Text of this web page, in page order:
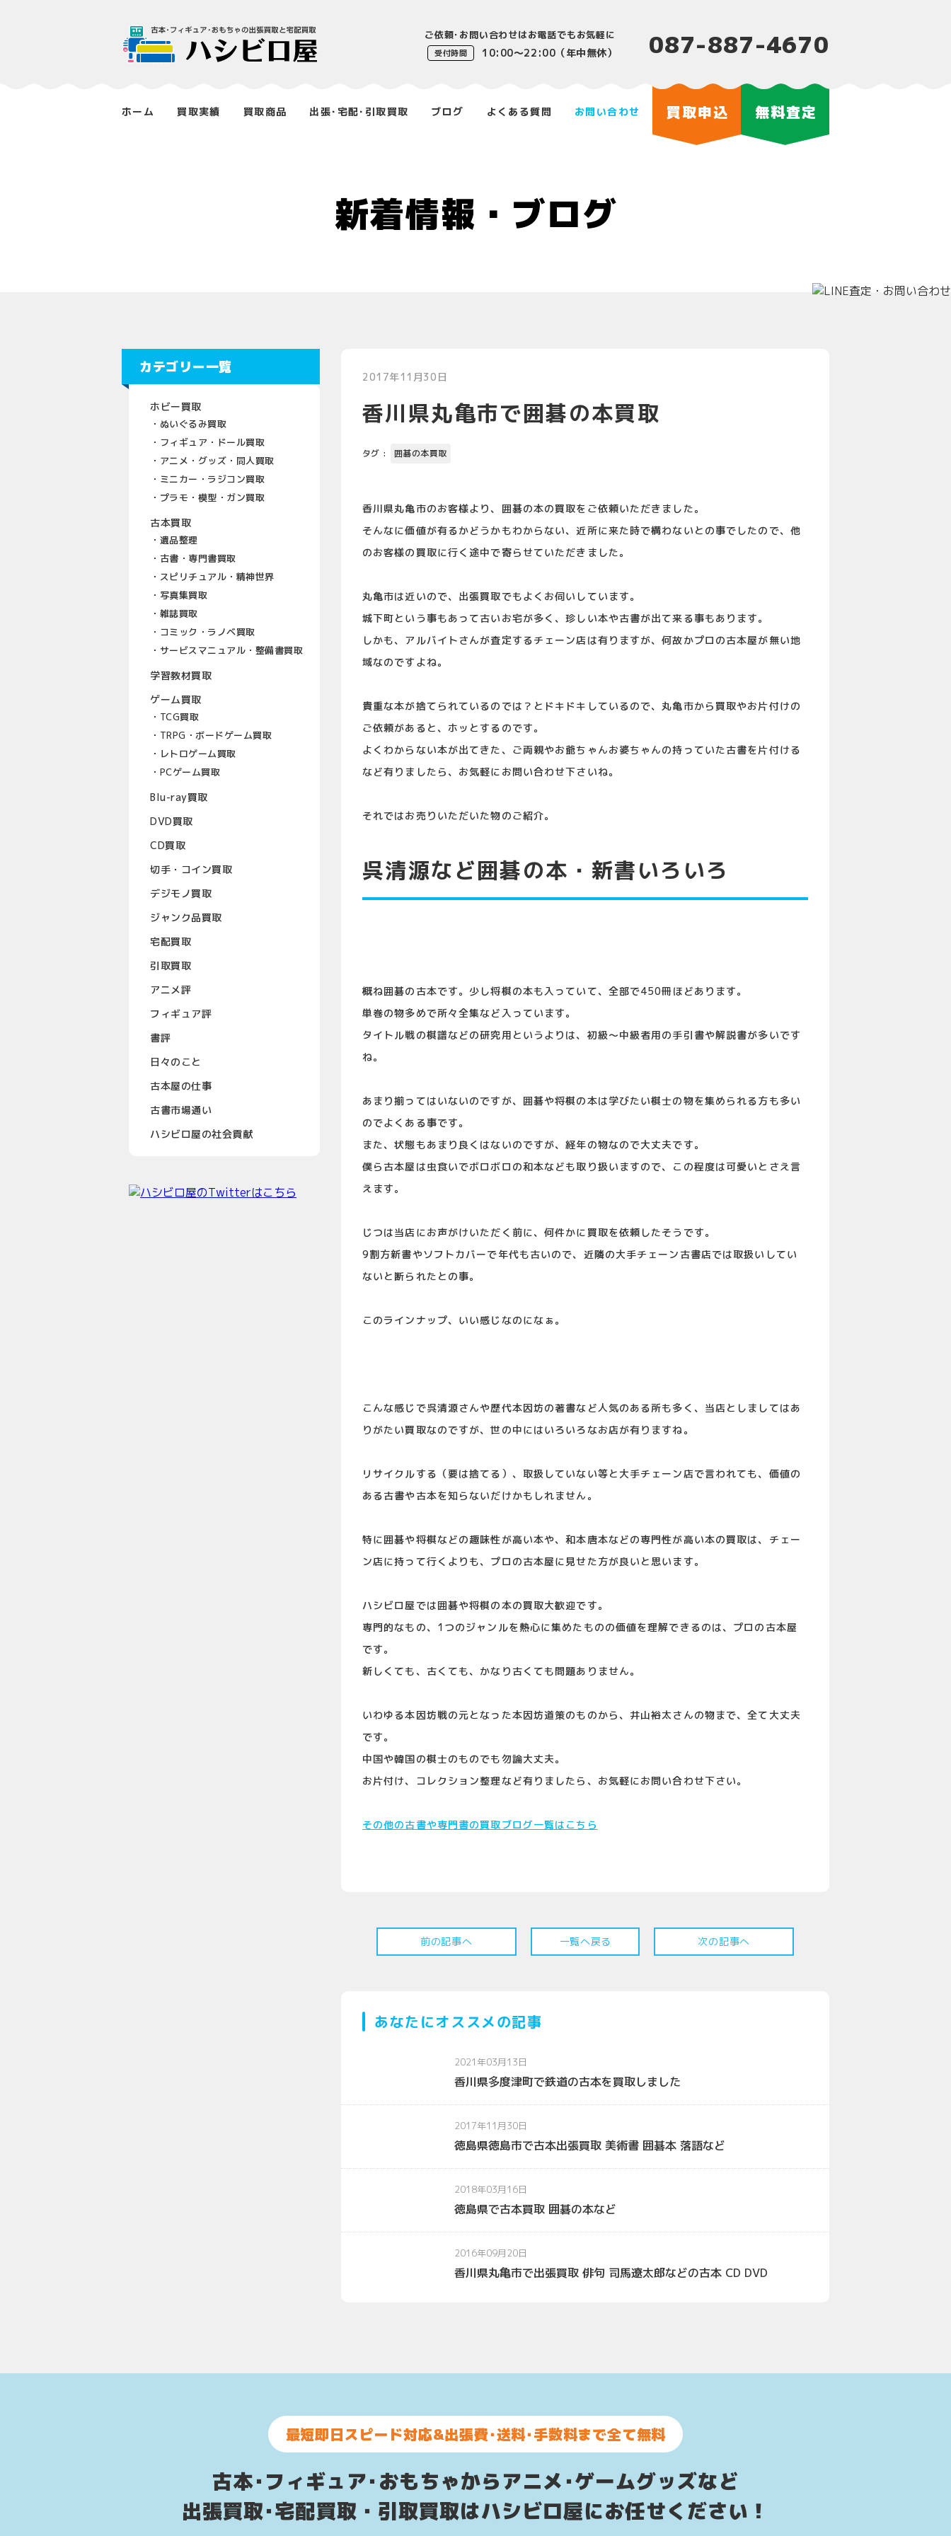
087-887-4670
ご依頼･お問い合わせはお電話でもお気軽に
受付時間 10:00〜22:00（年中無休）
ホーム 買取実績 買取商品 出張･宅配･引取買取 ブログ よくある質問 お問い合わせ 買取申込 無料査定
新着情報・ブログ
カテゴリー一覧
ホビー買取
ぬいぐるみ買取
フィギュア・ドール買取
アニメ・グッズ・同人買取
ミニカー・ラジコン買取
プラモ・模型・ガン買取
古本買取
遺品整理
古書・専門書買取
スピリチュアル・精神世界
写真集買取
雑誌買取
コミック・ラノベ買取
サービスマニュアル・整備書買取
学習教材買取
ゲーム買取
TCG買取
TRPG・ボードゲーム買取
レトロゲーム買取
PCゲーム買取
Blu-ray買取
DVD買取
CD買取
切手・コイン買取
デジモノ買取
ジャンク品買取
宅配買取
引取買取
アニメ評
フィギュア評
書評
日々のこと
古本屋の仕事
古書市場通い
ハシビロ屋の社会貢献
2017年11月30日
香川県丸亀市で囲碁の本買取
タグ : 囲碁の本買取
香川県丸亀市のお客様より、囲碁の本の買取をご依頼いただきました。
そんなに価値が有るかどうかもわからない、近所に来た時で構わないとの事でしたので、他
のお客様の買取に行く途中で寄らせていただきました。
丸亀市は近いので、出張買取でもよくお伺いしています。
城下町という事もあって古いお宅が多く、珍しい本や古書が出て来る事もあります。
しかも、アルバイトさんが査定するチェーン店は有りますが、何故かプロの古本屋が無い地
域なのですよね。
貴重な本が捨てられているのでは？とドキドキしているので、丸亀市から買取やお片付けの
ご依頼があると、ホッとするのです。
よくわからない本が出てきた、ご両親やお爺ちゃんお婆ちゃんの持っていた古書を片付ける
など有りましたら、お気軽にお問い合わせ下さいね。
それではお売りいただいた物のご紹介。
呉清源など囲碁の本・新書いろいろ
概ね囲碁の古本です。少し将棋の本も入っていて、全部で450冊ほどあります。
単巻の物多めで所々全集など入っています。
タイトル戦の棋譜などの研究用というよりは、初級～中級者用の手引書や解説書が多いです
ね。
あまり揃ってはいないのですが、囲碁や将棋の本は学びたい棋士の物を集められる方も多い
のでよくある事です。
また、状態もあまり良くはないのですが、経年の物なので大丈夫です。
僕ら古本屋は虫食いでボロボロの和本なども取り扱いますので、この程度は可愛いとさえ言
えます。
じつは当店にお声がけいただく前に、何件かに買取を依頼したそうです。
9割方新書やソフトカバーで年代も古いので、近隣の大手チェーン古書店では取扱いしてい
ないと断られたとの事。
このラインナップ、いい感じなのになぁ。
こんな感じで呉清源さんや歴代本因坊の著書など人気のある所も多く、当店としましてはあ
りがたい買取なのですが、世の中にはいろいろなお店が有りますね。
リサイクルする（要は捨てる）、取扱していない等と大手チェーン店で言われても、価値の
ある古書や古本を知らないだけかもしれません。
特に囲碁や将棋などの趣味性が高い本や、和本唐本などの専門性が高い本の買取は、チェー
ン店に持って行くよりも、プロの古本屋に見せた方が良いと思います。
ハシビロ屋では囲碁や将棋の本の買取大歓迎です。
専門的なもの、1つのジャンルを熱心に集めたものの価値を理解できるのは、プロの古本屋
です。
新しくても、古くても、かなり古くても問題ありません。
いわゆる本因坊戦の元となった本因坊道策のものから、井山裕太さんの物まで、全て大丈夫
です。
中国や韓国の棋士のものでも勿論大丈夫。
お片付け、コレクション整理など有りましたら、お気軽にお問い合わせ下さい。
その他の古書や専門書の買取ブログ一覧はこちら
前の記事へ 一覧へ戻る 次の記事へ
あなたにオススメの記事
2021年03月13日
香川県多度津町で鉄道の古本を買取しました
2017年11月30日
徳島県徳島市で古本出張買取 美術書 囲碁本 落語など
2018年03月16日
徳島県で古本買取 囲碁の本など
2016年09月20日
香川県丸亀市で出張買取 俳句 司馬遼太郎などの古本 CD DVD
最短即日スピード対応&出張費･送料･手数料まで全て無料
古本･フィギュア･おもちゃからアニメ･ゲームグッズなど
出張買取･宅配買取・引取買取はハシビロ屋にお任せください！